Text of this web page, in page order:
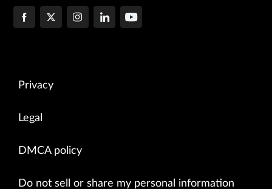
Privacy
Legal
DMCA policy
Do not sell or share my personal information